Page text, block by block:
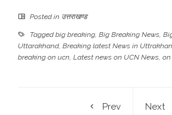
Posted in उत्तराखण्ड
Taggedbig breaking, Big Breaking News,
Uttarakhand, Breaking latest News in
breaking on ucn, Latest news on UCN News, on
Prev
Next